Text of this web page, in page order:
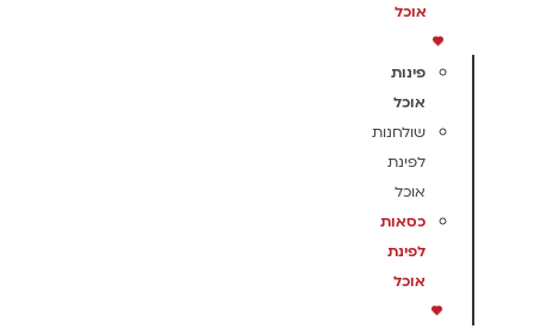
אוכל
פינות
אוכל
שולחנות
לפינת
אוכל
כסאות
לפינת
אוכל